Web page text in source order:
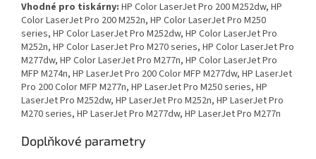
Vhodné pro tiskárny: HP Color LaserJet Pro 200 M252dw, HP
Color LaserJet Pro 200 M252n, HP Color LaserJet Pro M250
series, HP Color LaserJet Pro M252dw, HP Color LaserJet Pro
M252n, HP Color LaserJet Pro M270 series, HP Color LaserJet Pro
M277dw, HP Color LaserJet Pro M277n, HP Color LaserJet Pro
MFP M274n, HP LaserJet Pro 200 Color MFP M277dw, HP LaserJet
Pro 200 Color MFP M277n, HP LaserJet Pro M250 series, HP
LaserJet Pro M252dw, HP LaserJet Pro M252n, HP LaserJet Pro
M270 series, HP LaserJet Pro M277dw, HP LaserJet Pro M277n
Doplňkové parametry